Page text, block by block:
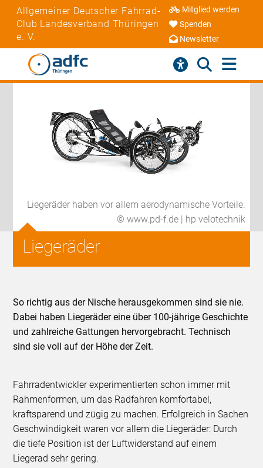
Allgemeiner Deutscher Fahrrad-
Club Landesverband Thüringen
e. V.
Mitglied werden
Spenden
Newsletter
Liegeräder haben vor allem aerodynamische Vorteile.
© www.pd-f.de | hp velotechnik
Liegeräder
So richtig aus der Nische herausgekommen sind sie nie.
Dabei haben Liegeräder eine über 100-jährige Geschichte
und zahlreiche Gattungen hervorgebracht. Technisch
sind sie voll auf der Höhe der Zeit.
Fahrradentwickler experimentierten schon immer mit
Rahmenformen, um das Radfahren komfortabel,
kraftsparend und zügig zu machen. Erfolgreich in Sachen
Geschwindigkeit waren vor allem die Liegeräder: Durch
die tiefe Position ist der Luftwiderstand auf einem
Liegerad sehr gering.